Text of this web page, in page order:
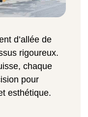
d’allée de
rigoureux.
chaque
pour
esthétique.